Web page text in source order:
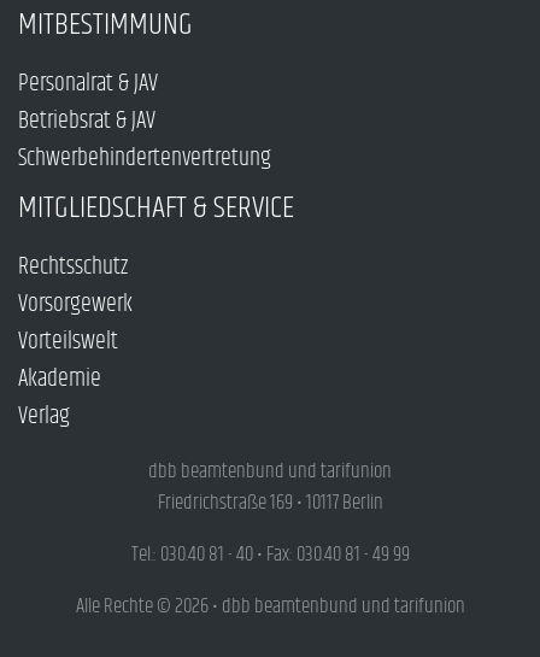
MITBESTIMMUNG
Personalrat & JAV
Betriebsrat & JAV
Schwerbehindertenvertretung
MITGLIEDSCHAFT & SERVICE
Rechtsschutz
Vorsorgewerk
Vorteilswelt
Akademie
Verlag
dbb beamtenbund und tarifunion
Friedrichstraße 169 • 10117 Berlin
Tel.: 030.40 81 - 40 • Fax: 030.40 81 - 49 99
Alle Rechte © 2026 • dbb beamtenbund und tarifunion